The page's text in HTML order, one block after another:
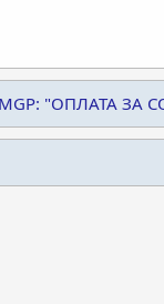
"ОПЛАТА